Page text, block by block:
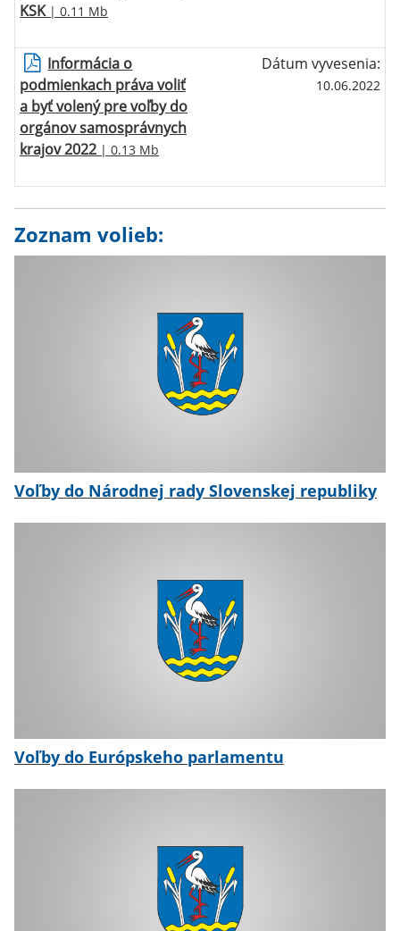
KSK| 0.11 Mb
Informácia o
podmienkach práva voliť
a byť volený pre voľby do
orgánov samosprávnych
krajov 2022 | 0.13 Mb
Dátum vyvesenia:
10.06.2022
Zoznam volieb:
Voľby do Národnej rady Slovenskej republiky
Voľby do Európskeho parlamentu